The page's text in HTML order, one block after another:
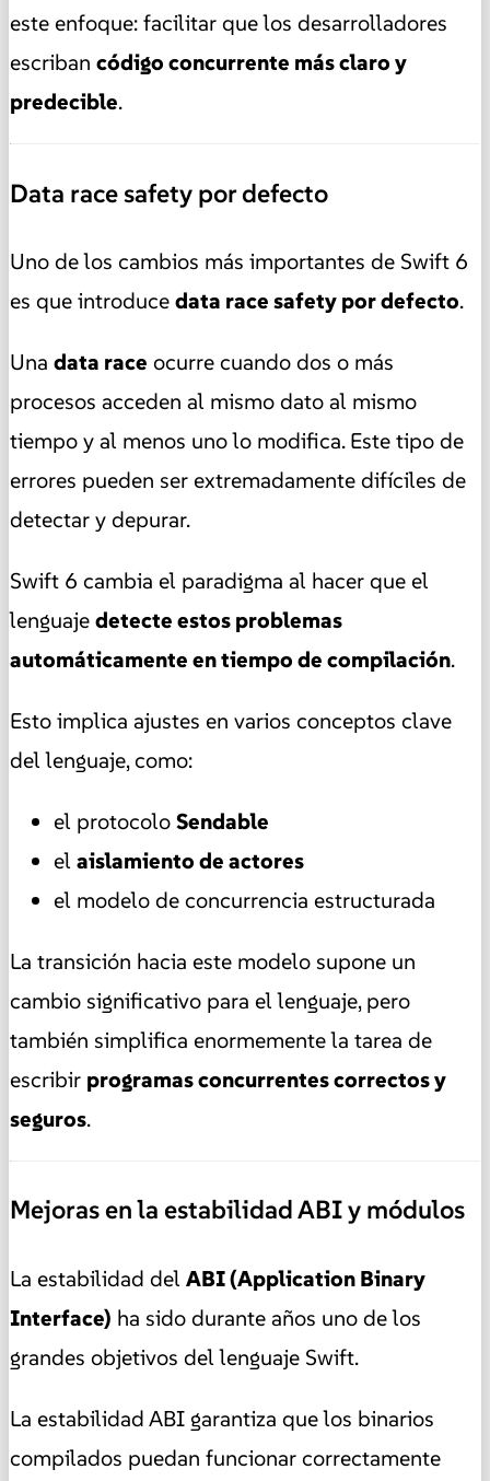
este enfoque: facilitar que los desarrolladores
escriban código concurrente más claro y
predecible.
Data race safety por defecto
Uno de los cambios más importantes de Swift 6
es que introducedata race safety por defecto.
Una data race ocurre cuando dos o más
procesos acceden al mismo dato al mismo
tiempo y al menos uno lo modifica. Este tipo de
errores pueden ser extremadamente difíciles de
detectar y depurar.
Swift 6 cambia el paradigma al hacer que el
lenguajedetecte estos problemas
automáticamente en tiempo de compilación.
Esto implica ajustes en varios conceptos clave
del lenguaje, como:
el protocoloSendable
el aislamiento de actores
el modelo de concurrencia estructurada
La transición hacia este modelo supone un
cambio significativo para el lenguaje, pero
también simplifica enormemente la tarea de
escribir programas concurrentes correctos y
seguros.
Mejoras en la estabilidad ABI y módulos
La estabilidad del ABI (Application Binary
Interface) ha sido durante años uno de los
grandes objetivos del lenguaje Swift.
La estabilidad ABI garantiza que los binarios
compilados puedan funcionar correctamente